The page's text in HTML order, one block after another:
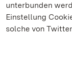
unterbunden
Einstellung
solche von